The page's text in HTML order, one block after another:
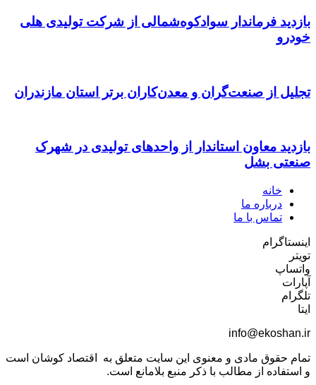
بازدید فرماندار سوادکوه‌شمالی از شرکت تولیدی هلی
خودرو
تجلیل از صنعت‌گران و معدن‌کاران برتر استان مازندران
بازدید معاون استاندار از واحدهای تولیدی در شهرک
صنعتی بشل
خانه
درباره ما
تماس با ما
اینستاگرام
تویتر
واتساپ
آپارات
تلگرام
ایتا
info@ekoshan.ir
تمام حقوق مادی و معنوی این سایت متعلق به اقتصاد کوشان است
و استفاده از مطالب با ذکر منبع بلامانع است.